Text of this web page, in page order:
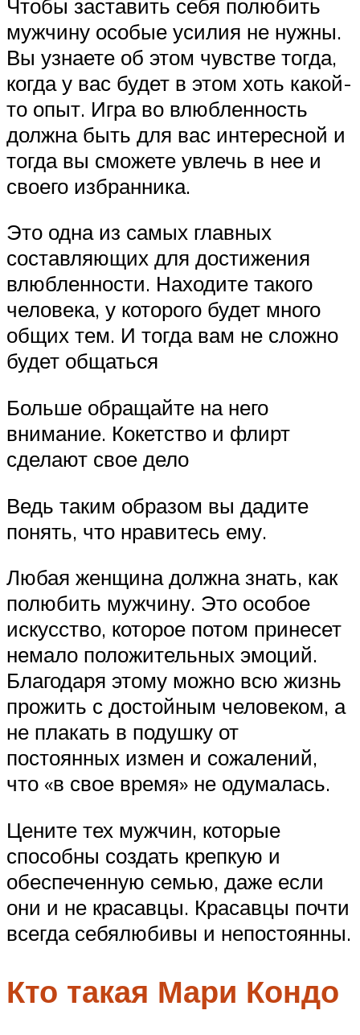
Чтобы заставить себя полюбить
мужчину особые усилия не нужны.
Вы узнаете об этом чувстве тогда,
когда у вас будет в этом хоть какой-
то опыт. Игра во влюбленность
должна быть для вас интересной и
тогда вы сможете увлечь в нее и
своего избранника.
Это одна из самых главных
составляющих для достижения
влюбленности. Находите такого
человека, у которого будет много
общих тем. И тогда вам не сложно
будет общаться
Больше обращайте на него
внимание. Кокетство и флирт
сделают свое дело
Ведь таким образом вы дадите
понять, что нравитесь ему.
Любая женщина должна знать, как
полюбить мужчину. Это особое
искусство, которое потом принесет
немало положительных эмоций.
Благодаря этому можно всю жизнь
прожить с достойным человеком, а
не плакать в подушку от
постоянных измен и сожалений,
что «в свое время» не одумалась.
Цените тех мужчин, которые
способны создать крепкую и
обеспеченную семью, даже если
они и не красавцы. Красавцы почти
всегда себялюбивы и непостоянны.
Кто такая Мари Кондо